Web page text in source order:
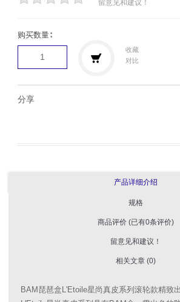
留意见和建议！
购买数量∶
收藏
对比
分享
产品详细介绍
规格
商品评价 (已有0条评价)
留意见和建议！
相关文章 (0)
BAM琵琶盒L'Etoile星尚真皮系列滚轮款精致